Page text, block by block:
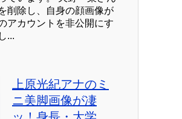
削除し、自身の顔画像が
アカウントを非公開にす
...
上原光紀アナのミ
ニ美脚画像が凄